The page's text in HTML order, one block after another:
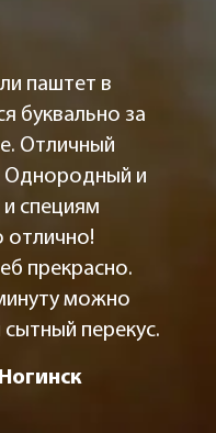
паштет в
буквально за
Отличный
Однородный и
специям
отлично!
прекрасно.
можно
перекус.